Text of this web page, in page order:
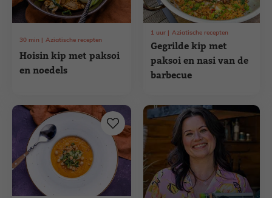
Hoisin kip met paksoi
en noedels
30 min Aziatische recepten
Gegrilde kip met
paksoi en nasi van de
barbecue
1 uur Aziatische recepten